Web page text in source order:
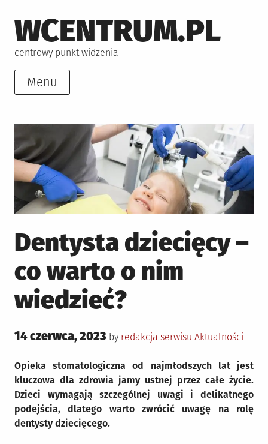
to
content
WCENTRUM.PL
centrowy punkt widzenia
Menu
Dentysta dziecięcy –
co warto o nim
wiedzieć?
Posted
14 czerwca, 2023 by redakcja serwisu Posted
Aktualności
Opieka stomatologiczna od najmłodszych lat jest
kluczowa dla zdrowia jamy ustnej przez całe życie.
Dzieci wymagają szczególnej uwagi i delikatnego
podejścia, dlatego warto zwrócić uwagę na rolę
dentysty dziecięcego.